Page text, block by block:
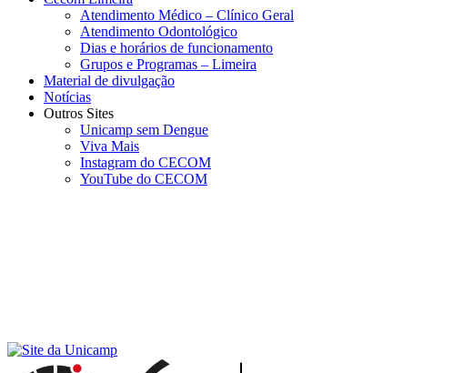
Atendimento Médico – Clínico Geral
Atendimento Odontológico
Dias e horários de funcionamento
Grupos e Programas – Limeira
Material de divulgação
Notícias
Outros Sites
Unicamp sem Dengue
Viva Mais
Instagram do CECOM
YouTube do CECOM